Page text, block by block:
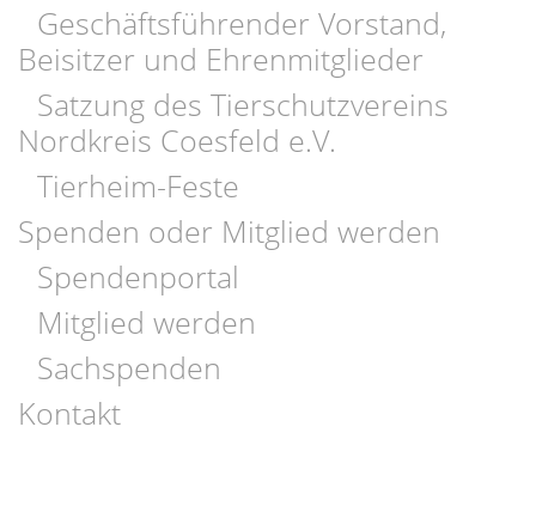
Geschäftsführender Vorstand,
Beisitzer und Ehrenmitglieder
Satzung des Tierschutzvereins
Nordkreis Coesfeld e.V.
Tierheim-Feste
Spenden oder Mitglied werden
Spendenportal
Mitglied werden
Sachspenden
Kontakt